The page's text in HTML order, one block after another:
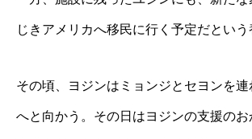
じきアメリカへ移民に行く予定だという
その頃、ヨジンはミョンジとセヨンを
へと向かう。その日はヨジンの支援の